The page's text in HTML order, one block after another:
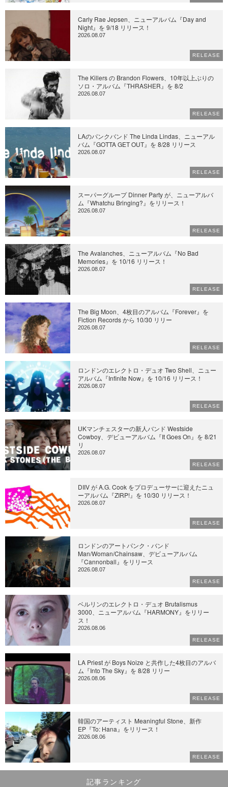
Carly Rae Jepsen、ニューアルバム『Day and
Night』を 9/18 リリース！
2026.08.07
RELEASE
The Killers の Brandon Flowers、10年以上ぶりの
ソロ・アルバム『THRASHER』を 8/2
2026.08.07
RELEASE
LAのパンクバンド The Linda Lindas、ニューアル
バム『GOTTA GET OUT』を 8/28 リリース
2026.08.07
RELEASE
スーパーグループ Dinner Party が、ニューアルバ
ム『Whatchu Bringing?』をリリース！
2026.08.07
RELEASE
The Avalanches、ニューアルバム『No Bad
Memories』を 10/16 リリース！
2026.08.07
RELEASE
The Big Moon、4枚目のアルバム『Forever』を
Fiction Records から 10/30 リリー
2026.08.07
RELEASE
ロンドンのエレクトロ・デュオ Two Shell、ニュー
アルバム『Infinite Now』を 10/16 リリース！
2026.08.07
RELEASE
UKマンチェスターの新人バンド Westside
Cowboy、デビューアルバム『It Goes On』を 8/21
リ
2026.08.07
RELEASE
DIIV が A.G. Cook をプロデューサーに迎えたニュ
ーアルバム『ZIRP!』を 10/30 リリース！
2026.08.07
RELEASE
ロンドンのアートパンク・バンド
Man/Woman/Chainsaw、デビューアルバム
『Cannonball』をリリース
2026.08.07
RELEASE
ベルリンのエレクトロ・デュオ Brutalismus
3000、ニューアルバム『HARMONY』をリリー
ス！
2026.08.06
RELEASE
LA Priest が Boys Noize と共作した4枚目のアルバ
ム『Into The Sky』を 8/28 リリー
2026.08.06
RELEASE
韓国のアーティスト Meaningful Stone、新作
EP『To: Hana』をリリース！
2026.08.06
RELEASE
記事ランキング